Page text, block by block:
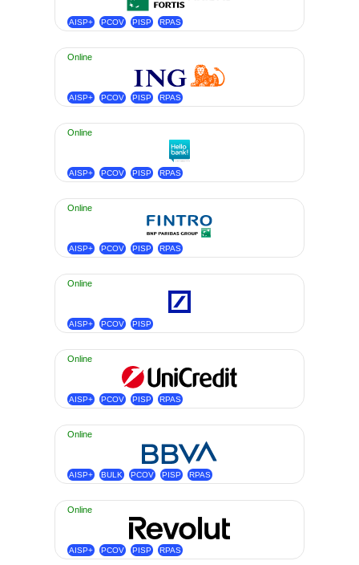
AISP+ PCOV PISP RPAS
Online
AISP+ PCOV PISP RPAS
Online
AISP+ PCOV PISP RPAS
Online
AISP+ PCOV PISP RPAS
Online
AISP+ PCOV PISP
Online
AISP+ PCOV PISP RPAS
Online
AISP+ BULK PCOV PISP RPAS
Online
AISP+ PCOV PISP RPAS